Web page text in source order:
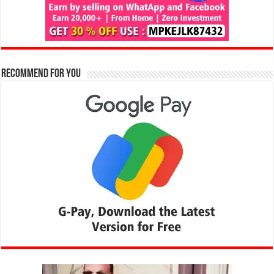
Recommend for You